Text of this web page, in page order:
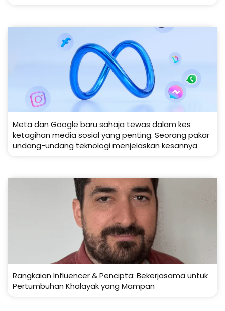
Meta dan Google baru sahaja tewas dalam kes
ketagihan media sosial yang penting. Seorang pakar
undang-undang teknologi menjelaskan kesannya
Rangkaian Influencer & Pencipta: Bekerjasama untuk
Pertumbuhan Khalayak yang Mampan